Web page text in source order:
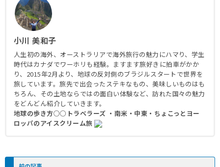
小川 美和子
人生初の海外、オーストラリアで海外旅行の魅力にハマり、学生
時代はカナダでワーホリも経験。ますます旅好きに拍車がかか
り、2015年2月より、地球の反対側のブラジルスタートで世界を
旅しています。旅先で出会ったステキなもの、美味しいものはも
ちろん、その土地ならではの面白い体験など、訪れた国々の魅力
をどんどん紹介していきます。
地球の歩き方○○トラベラーズ ・南米・中東・ちょこっとヨー
ロッパのアイスクリーム旅